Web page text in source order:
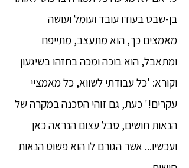
בן-שבט בעודו עובד ועומל ועושה
מאמצים כך, הוא מתעצב, מתייפח
ומתאבל, הוא בוכה ומכה בחזהו בשיגעון
וקורא: 'כל עבודתי לשווא, כל מאמציי
עקרים!' כעת, גם זוהי הסכנה במקרה של
הנאות חושים, סבל עצום הנראה כאן
ועכשיו... אשר הגורם לו הוא פשוט הנאות